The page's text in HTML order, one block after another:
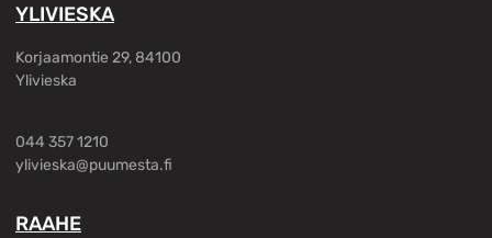
YLIVIESKA
Korjaamontie 29, 84100
Ylivieska
044 357 1210
ylivieska@puumesta.fi
RAAHE